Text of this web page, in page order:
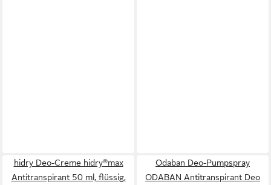
hidry Deo-Creme hidry®max
Antitranspirant 50 ml, flüssig,
Odaban Deo-Pumpspray
ODABAN Antitranspirant Deo